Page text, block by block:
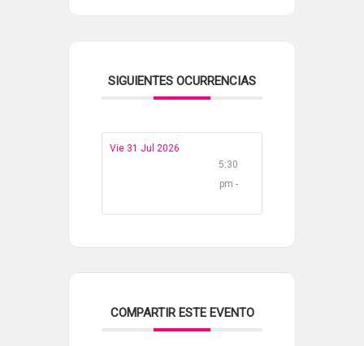
SIGUIENTES OCURRENCIAS
Vie 31 Jul 2026
5:30
pm -
COMPARTIR ESTE EVENTO